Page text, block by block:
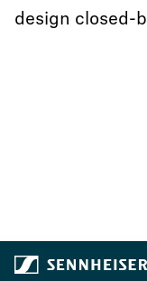
design closed-